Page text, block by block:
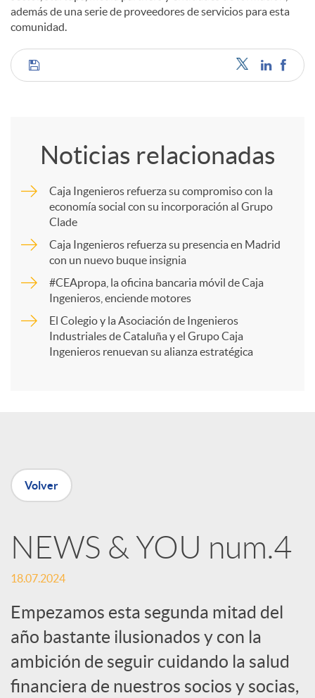
además de una serie de proveedores de servicios para esta
comunidad.
C
m
r
e
n
R
e
d
Noticias relacionadas
Caja Ingenieros refuerza su compromiso con la
economía social con su incorporación al Grupo
Clade
Caja Ingenieros refuerza su presencia en Madrid
con un nuevo buque insignia
#CEApropa, la oficina bancaria móvil de Caja
Ingenieros, enciende motores
El Colegio y la Asociación de Ingenieros
Industriales de Cataluña y el Grupo Caja
Ingenieros renuevan su alianza estratégica
Volver
NEWS & YOU num.4
18.07.2024
Empezamos esta segunda mitad del
año bastante ilusionados y con la
ambición de seguir cuidando la salud
financiera de nuestros socios y socias,